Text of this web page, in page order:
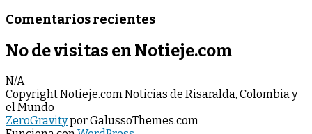
Comentarios recientes
No de visitas en Notieje.com
N/A
Copyright Notieje.com Noticias de Risaralda, Colombia y
el Mundo
ZeroGravitypor GalussoThemes.com